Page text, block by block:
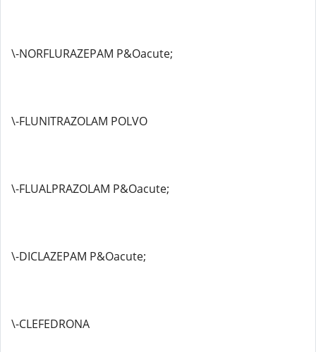
\-NORFLURAZEPAM P&Oacute;
\-FLUNITRAZOLAM POLVO
\-FLUALPRAZOLAM P&Oacute;
\-DICLAZEPAM P&Oacute;
\-CLEFEDRONA